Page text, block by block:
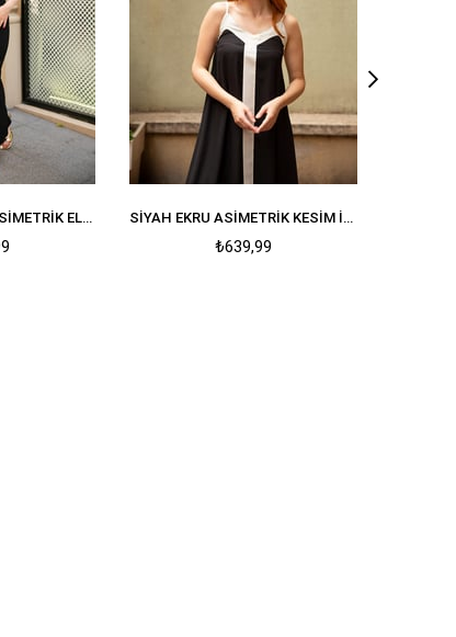
SIYAH TEK OMUZ ASIMETRIK ELBISE SIYAH EKRU ASIMETRIK KESIM İP ASKILI ASTARLI ŞIFON ELBISE
₺639,99